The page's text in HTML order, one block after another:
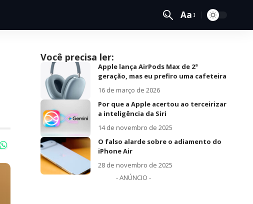
Aa
Você precisa ler:
Apple lança AirPods Max de 2ª
geração, mas eu prefiro uma cafeteira
16 de março de 2026
Por que a Apple acertou ao terceirizar
a inteligência da Siri
14 de novembro de 2025
O falso alarde sobre o adiamento do
iPhone Air
28 de novembro de 2025
- ANÚNCIO -